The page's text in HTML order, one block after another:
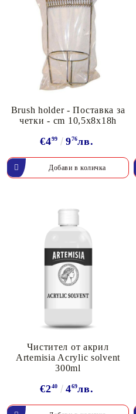
Brush holder - Поставка за
четки - cm 10,5x8x18h
€499 976лв.
Чистител от акрил
Artemisia Acrylic solvent
300ml
€240 469лв.